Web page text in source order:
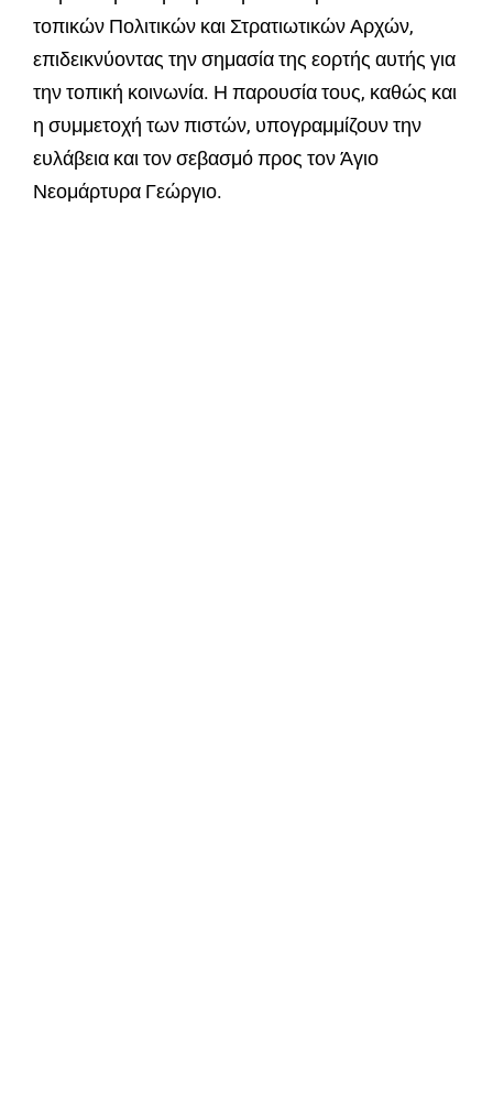
τοπικών Πολιτικών και Στρατιωτικών Αρχών,
επιδεικνύοντας την σημασία της εορτής αυτής για
την τοπική κοινωνία. Η παρουσία τους, καθώς και
η συμμετοχή των πιστών, υπογραμμίζουν την
ευλάβεια και τον σεβασμό προς τον Άγιο
Νεομάρτυρα Γεώργιο.